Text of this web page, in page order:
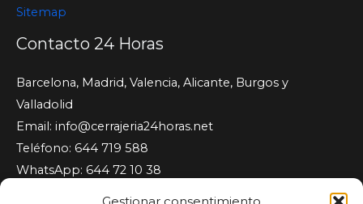
Sitemap
Contacto 24 Horas
Barcelona, Madrid, Valencia, Alicante, Burgos y
Valladolid
Email: info@cerrajeria24horas.net
Teléfono: 644 719 588
WhatsApp: 644 72 10 38